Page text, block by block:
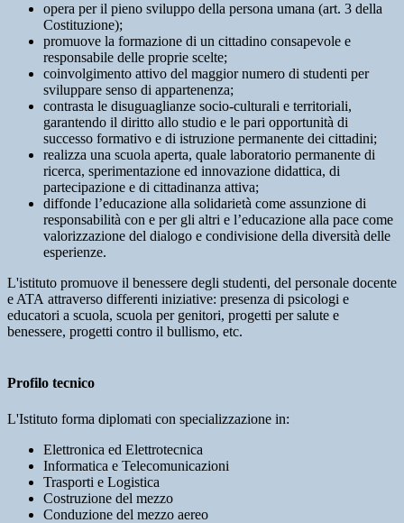
opera per il pieno sviluppo della persona umana (art. 3 della
Costituzione);
promuove la formazione di un cittadino consapevole e
responsabile delle proprie scelte;
coinvolgimento attivo del maggior numero di studenti per
sviluppare senso di appartenenza;
contrasta le disuguaglianze socio-culturali e territoriali,
garantendo il diritto allo studio e le pari opportunità di
successo formativo e di istruzione permanente dei cittadini;
realizza una scuola aperta, quale laboratorio permanente di
ricerca, sperimentazione ed innovazione didattica, di
partecipazione e di cittadinanza attiva;
diffonde l’educazione alla solidarietà come assunzione di
responsabilità con e per gli altri e l’educazione alla pace come
valorizzazione del dialogo e condivisione della diversità delle
esperienze.
L'istituto promuove il benessere degli studenti, del personale docente
e ATA attraverso differenti iniziative: presenza di psicologi e
educatori a scuola, scuola per genitori, progetti per salute e
benessere, progetti contro il bullismo, etc.
Profilo tecnico
L'Istituto forma diplomati con specializzazione in:
Elettronica ed Elettrotecnica
Informatica e Telecomunicazioni
Trasporti e Logistica
Costruzione del mezzo
Conduzione del mezzo aereo